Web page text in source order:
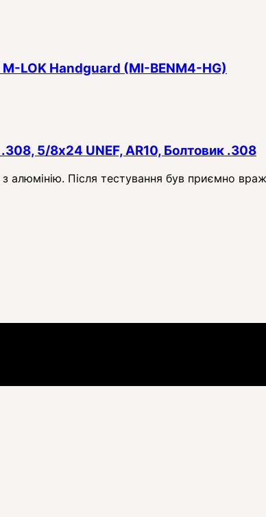
LOK Handguard (MI-BENM4-HG)
5/8x24 UNEF, AR10, Болтовик .308
алюмінію. Після тестування був приємно